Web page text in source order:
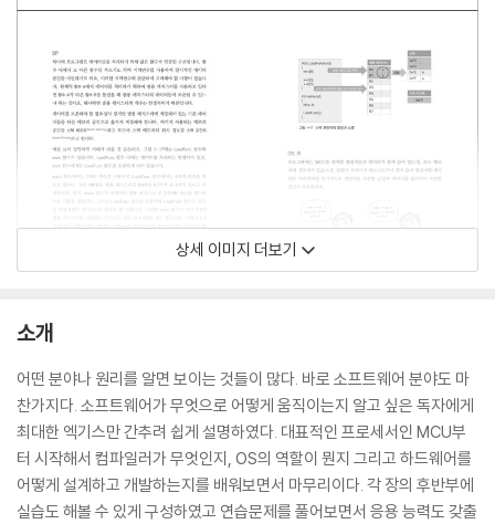
상세 이미지 더보기
소개
어떤 분야나 원리를 알면 보이는 것들이 많다. 바로 소프트웨어 분야도 마
찬가지다. 소프트웨어가 무엇으로 어떻게 움직이는지 알고 싶은 독자에게
최대한 엑기스만 간추려 쉽게 설명하였다. 대표적인 프로세서인 MCU부
터 시작해서 컴파일러가 무엇인지, OS의 역할이 뭔지 그리고 하드웨어를
어떻게 설계하고 개발하는지를 배워보면서 마무리이다. 각 장의 후반부에
실습도 해볼 수 있게 구성하였고 연습문제를 풀어보면서 응용 능력도 갖출